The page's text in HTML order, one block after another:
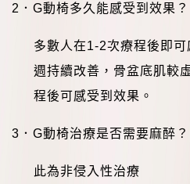
2 ． G動椅多久能感受到效果？
多數人在1-2次療程後即
週持續改善，骨盆底肌較
程後可感受到效果。
3 ． G動椅治療是否需要麻醉？
此為非侵入性治療